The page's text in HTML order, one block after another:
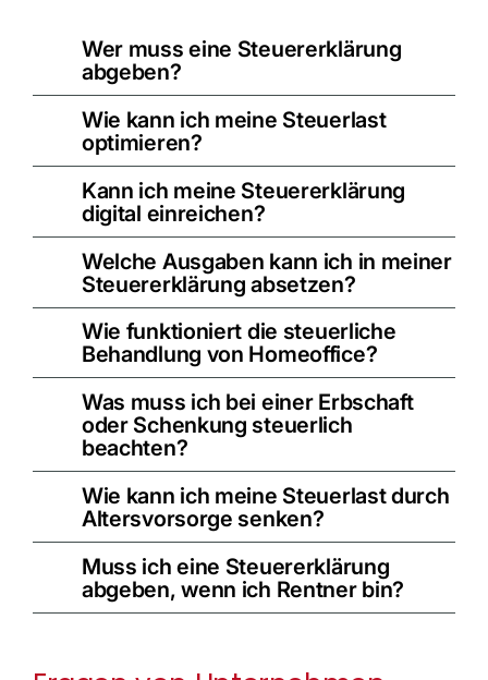
Wer muss eine Steuererklärung
abgeben?
Wie kann ich meine Steuerlast
optimieren?
Kann ich meine Steuererklärung
digital einreichen?
Welche Ausgaben kann ich in meiner
Steuererklärung absetzen?
Wie funktioniert die steuerliche
Behandlung von Homeoffice?
Was muss ich bei einer Erbschaft
oder Schenkung steuerlich
beachten?
Wie kann ich meine Steuerlast durch
Altersvorsorge senken?
Muss ich eine Steuererklärung
abgeben, wenn ich Rentner bin?